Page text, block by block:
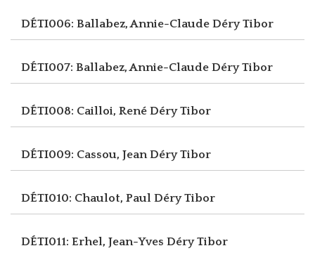
DÉTI006: Ballabez, Annie-Claude Déry Tibor
DÉTI007: Ballabez, Annie-Claude Déry Tibor
DÉTI008: Cailloi, René Déry Tibor
DÉTI009: Cassou, JeanDéry Tibor
DÉTI010: Chaulot, Paul Déry Tibor
DÉTI011: Erhel, Jean-Yves Déry Tibor